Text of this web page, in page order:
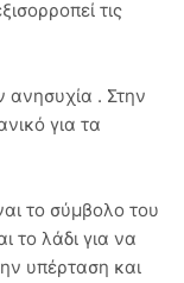
τις
ανησυχία . Στην
για τα
το σύμβολο του
το λάδι για να
υπέρταση και